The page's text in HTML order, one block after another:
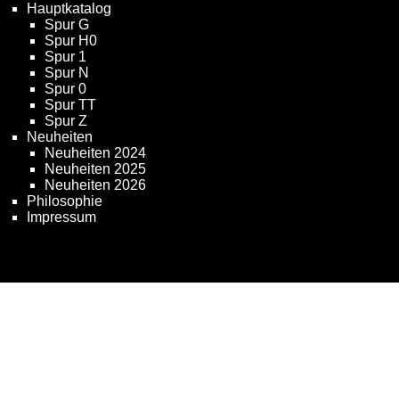
Hauptkatalog
Spur G
Spur H0
Spur 1
Spur N
Spur 0
Spur TT
Spur Z
Neuheiten
Neuheiten 2024
Neuheiten 2025
Neuheiten 2026
Philosophie
Impressum